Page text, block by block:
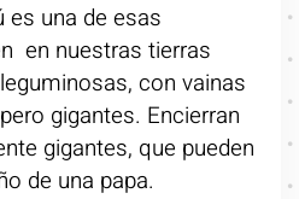
es una de esas
en nuestras tierras
con vainas
gigantes. Encierran
gigantes, que pueden
de una papa.